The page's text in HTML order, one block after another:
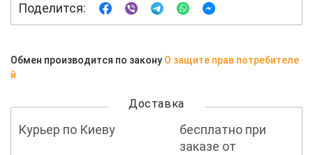
Поделится:
Обмен производится по закону О защите прав потребителе
й
Доставка
Курьер по Киеву
бесплатно при
заказе от